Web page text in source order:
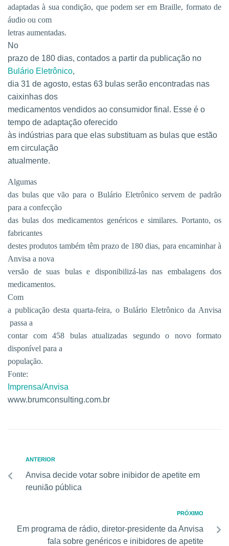
adaptadas à sua condição, que podem ser em Braille, formato de
áudio ou com
letras aumentadas.
No
prazo de 180 dias, contados a partir da publicação no
Bulário Eletrônico,
dia 31 de agosto, estas 63 bulas serão encontradas nas
caixinhas dos
medicamentos vendidos ao consumidor final. Esse é o
tempo de adaptação oferecido
às indústrias para que elas substituam as bulas que estão
em circulação
atualmente.
Algumas
das bulas que vão para o Bulário Eletrônico servem de padrão
para a confecção
das bulas dos medicamentos genéricos e similares. Portanto, os
fabricantes
destes produtos também têm prazo de 180 dias, para encaminhar à
Anvisa a nova
versão de suas bulas e disponibilizá-las nas embalagens dos
medicamentos.
Com
a publicação desta quarta-feira, o Bulário Eletrônico da Anvisa
passa a
contar com 458 bulas atualizadas segundo o novo formato
disponível para a
população.
Fonte:
Imprensa/Anvisa
www.brumconsulting.com.br
ANTERIOR
Anvisa decide votar sobre inibidor de apetite em
reunião pública
PRÓXIMO
Em programa de rádio, diretor-presidente da Anvisa
fala sobre genéricos e inibidores de apetite